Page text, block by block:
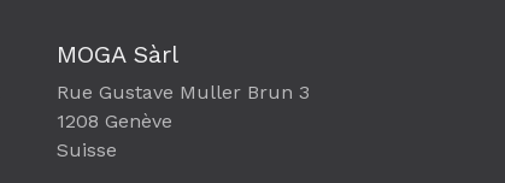
MOGA Sàrl
Rue Gustave Muller Brun 3
1208 Genève
Suisse